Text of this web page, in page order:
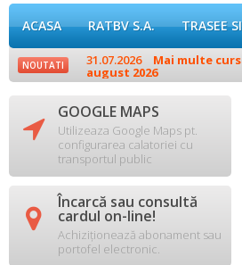
ACASA RATBV S.A. TRASEE
NOUTATI 31.07.2026 Mai multe
august 2026
 GOOGLE MAPS
Utilizeaza Google Maps pt.
configurarea calatoriei cu
transportul public
 Încarcă sau consultă
cardul on-line!
Achiziționează abonament sau
portofel electronic.